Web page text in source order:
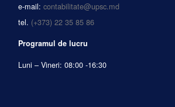
e-mail: contabilitate@upsc.md
tel. (+373) 22 35 85 86
Programul de lucru
Luni – Vineri: 08:00 -16:30